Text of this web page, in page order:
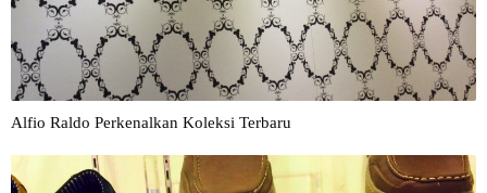
Alfio Raldo Perkenalkan Koleksi Terbaru